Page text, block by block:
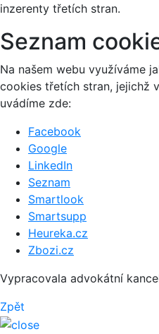
inzerenty třetích stran.
Seznam
Na našem webu využíváme
cookies třetích stran, jejichž
uvádíme zde:
Facebook
Google
LinkedIn
Seznam
Smartlook
Smartsupp
Heureka.cz
Zbozi.cz
Vypracovala advokátní
Zpět